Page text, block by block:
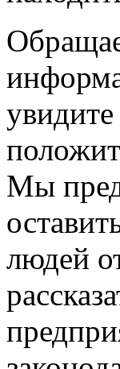
Мы
людей